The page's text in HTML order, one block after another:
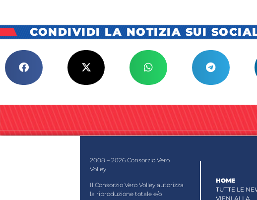
CONDIVIDI LA NOTIZIA SUI
2008 – 2026 Consorzio Vero
Volley
Il Consorzio Vero Volley autorizza
la riproduzione totale e/o
HOME
TUTTE LE
VIENI ALLA